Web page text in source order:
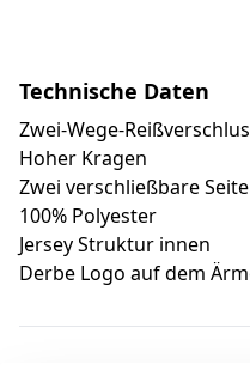
Technische Daten
Zwei-Wege-
Hoher Kragen
Zwei verschließbare
100% Polyester
Jersey Struktur innen
Derbe Logo auf dem